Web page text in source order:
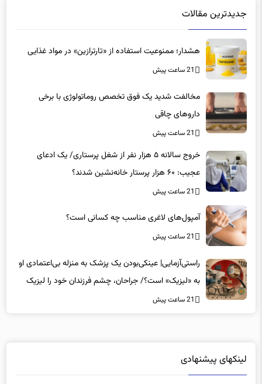
جدیدترین مقالات
هشدار؛ ممنوعیت استفاده از «تارترازین» در مواد غذایی
21 ساعت پیش
مخالفت شدید یک فوق تخصص روماتولوژی با برخی
داروهای چاقی
21 ساعت پیش
خروج سالانه ۵ هزار نفر از شغل پرستاری/ یک ادعای
عجیب: ۶۰ هزار پرستار خانه‌نشین شدند؟
21 ساعت پیش
آمپول‌های لاغری مناسب چه کسانی است؟
21 ساعت پیش
راستی‌آزمایی| عینکی‌بودن یک پزشک به منزله بی‌اعتمادی او
به «لیزیک» است؟/ جراحان، چشم فرزندان خود را لیزیک
می‌کنند؟
21 ساعت پیش
لینکهای پیشنهادی